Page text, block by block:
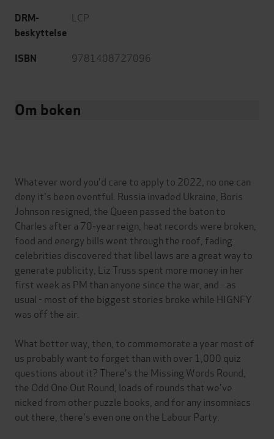
DRM-
beskyttelse
LCP
ISBN 9781408727096
Om boken
Whatever word you'd care to apply to 2022, no one can
deny it's been eventful. Russia invaded Ukraine, Boris
Johnson resigned, the Queen passed the baton to
Charles after a 70-year reign, heat records were broken,
food and energy bills went through the roof, fading
celebrities discovered that libel laws are a great way to
generate publicity, Liz Truss spent more money in her
first week as PM than anyone since the war, and - as
usual - most of the biggest stories broke while HIGNFY
was off the air.
What better way, then, to commemorate a year most of
us probably want to forget than with over 1,000 quiz
questions about it? There's the Missing Words Round,
the Odd One Out Round, loads of rounds that we've
nicked from other puzzle books, and for any insomniacs
out there, there's even one on the Labour Party.